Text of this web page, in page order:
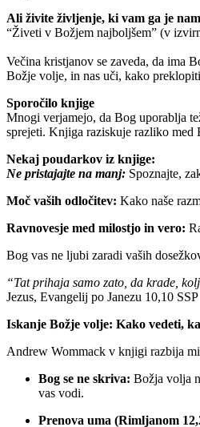
Ali živite življenje, ki vam ga je
“Živeti v Božjem najboljšem” (v
Večina kristjanov se zaveda, da ima
Božje volje, in nas uči, kako
Sporočilo knjige
Mnogi verjamejo, da Bog uporablja
sprejeti. Knjiga raziskuje razliko
Nekaj poudarkov iz knjige:
Ne pristajajte na manj: Spoznajte,
Moč vaših odločitev: Kako naše
Ravnovesje med milostjo in vero:
Bog vas ne ljubi zaradi vaših
“Tat prihaja samo zato, da krade,
Jezus, Evangelij po Janezu 10,10 SSP
Iskanje Božje volje: Kako vedeti,
Andrew Wommack v knjigi razbija
Bog se ne skriva: Božja volja
vas vodi.
Prenova uma (Rimljanom